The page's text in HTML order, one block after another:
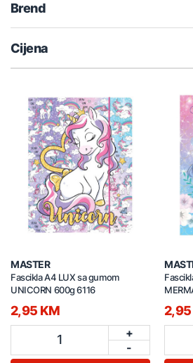
Brend
Cijena
MASTER
Fascikla A4 LUX sa gumom
UNICORN 600g 6116
2,95 KM
1
+
-
2,95